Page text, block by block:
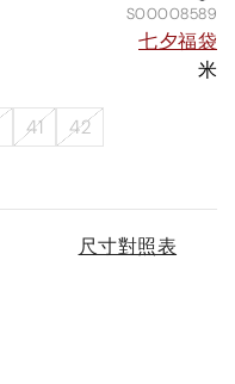
S00008589
七夕福袋
米
41
42
尺寸對照表